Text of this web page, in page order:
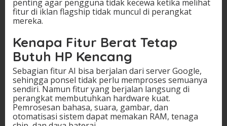
penting agar pengguna tidak kecewa ketika melihat
fitur di iklan flagship tidak muncul di perangkat
mereka.
Kenapa Fitur Berat Tetap
Butuh HP Kencang
Sebagian fitur AI bisa berjalan dari server Google,
sehingga ponsel tidak perlu memproses semuanya
sendiri. Namun fitur yang berjalan langsung di
perangkat membutuhkan hardware kuat.
Pemrosesan bahasa, suara, gambar, dan
otomatisasi sistem dapat memakan RAM, tenaga